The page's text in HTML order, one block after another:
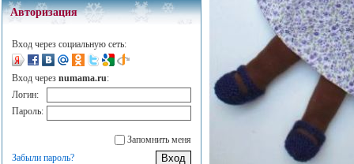
Авторизация
Вход через социальную сеть:
Вход через numama.ru:
Логин:
Пароль:
Запомнить меня
Забыли пароль?